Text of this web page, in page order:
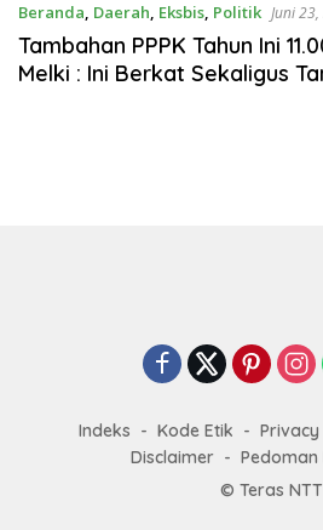
Beranda, Daerah, Eksbis, Politik Juni
Tambahan PPPK Tahun Ini
Melki : Ini Berkat Sekaligus
Indeks Kode Etik Privacy
Disclaimer
Pedoman
© Teras NTT